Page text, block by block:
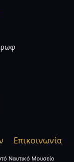
Επικοινωνία
Ναυτικό Μουσείο